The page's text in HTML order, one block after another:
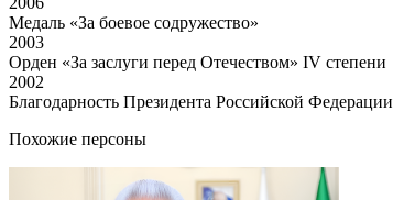
Медаль «За боевое содружество»
2003
Орден «За заслуги перед Отечеством» IV степени
2002
Благодарность Президента Российской Федерации
Похожие персоны